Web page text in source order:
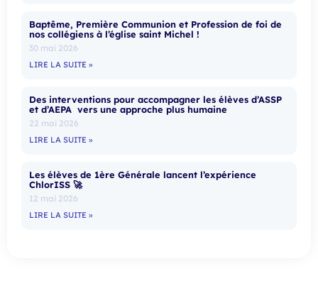
Baptême, Première Communion et Profession de foi de
nos collégiens à l’église saint Michel !
30 mai 2026
LIRE LA SUITE »
Des interventions pour accompagner les élèves d’ASSP
et d’AEPA vers une approche plus humaine
22 mai 2026
LIRE LA SUITE »
Les élèves de 1ère Générale lancent l’expérience
ChlorISS 🚀
12 mai 2026
LIRE LA SUITE »